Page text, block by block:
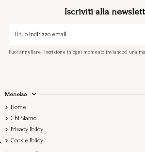
Iscriviti alla
Puoi annullare l'iscrizione in ogni momento inviandoci una
Menelao
Home
Chi Siamo
Privacy Policy
Cookie Policy